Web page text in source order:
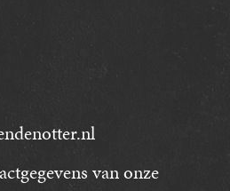
van onze